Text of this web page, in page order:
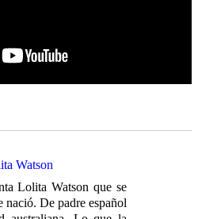
Watson
Lolita Watson que se
De padre español